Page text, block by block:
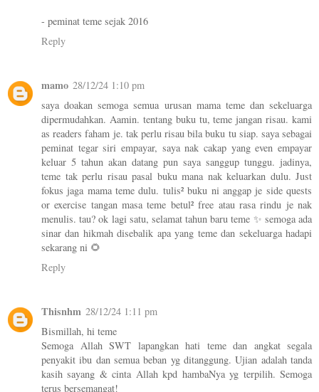
- peminat teme sejak 2016
Reply
mamo 28/12/24 1:10 pm
saya doakan semoga semua urusan mama teme dan sekeluarga
dipermudahkan. Aamin. tentang buku tu, teme jangan risau. kami
as readers faham je. tak perlu risau bila buku tu siap. saya sebagai
peminat tegar siri empayar, saya nak cakap yang even empayar
keluar 5 tahun akan datang pun saya sanggup tunggu. jadinya,
teme tak perlu risau pasal buku mana nak keluarkan dulu. Just
fokus jaga mama teme dulu. tulis² buku ni anggap je side quests
or exercise tangan masa teme betul² free atau rasa rindu je nak
menulis. tau? ok lagi satu, selamat tahun baru teme ✨ semoga ada
sinar dan hikmah disebalik apa yang teme dan sekeluarga hadapi
sekarang ni 🌻
Reply
Thisnhm 28/12/24 1:11 pm
Bismillah, hi teme
Semoga Allah SWT lapangkan hati teme dan angkat segala
penyakit ibu dan semua beban yg ditanggung. Ujian adalah tanda
kasih sayang & cinta Allah kpd hambaNya yg terpilih. Semoga
terus bersemangat!